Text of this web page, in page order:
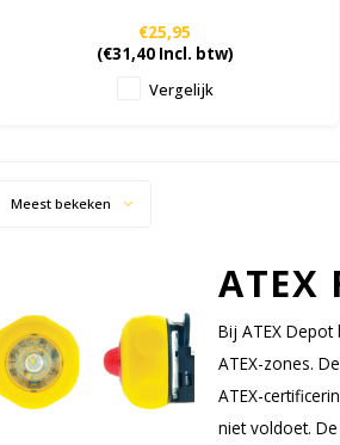
€25,95
(€31,40Incl. btw)
Vergelijk
Meest bekeken
Bij ATEX
ATEX-zones.
ATEX-
niet voldoet.